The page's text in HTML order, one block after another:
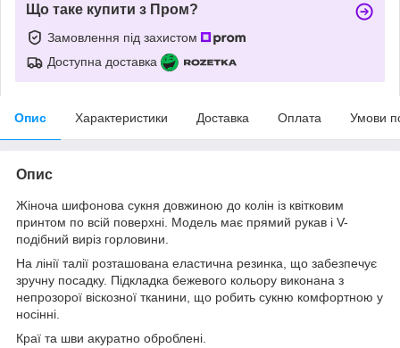
Що таке купити з Пром?
Замовлення під захистом
Доступна доставка
Опис Характеристики Доставка Оплата Умови
Опис
Жіноча шифонова сукня довжиною до колін із квітковим
принтом по всій поверхні. Модель має прямий рукав і V-
подібний виріз горловини.
На лінії талії розташована еластична резинка, що забезпечує
зручну посадку. Підкладка бежевого кольору виконана з
непрозорої віскозної тканини, що робить сукню комфортною у
носінні.
Краї та шви акуратно оброблені.